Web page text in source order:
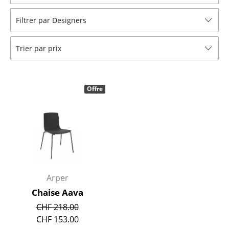
Bancs & Chaises longues
Poufs poires
Chaises à bascule
Chaises de bureau
Chaises de conférence
Fauteuils de direction
Pièces détachées
... voir tous les sièges
Filtrer par Designers
Trier par prix
Arper
Chaise Aava
CHF 218.00
CHF 153.00
Offre